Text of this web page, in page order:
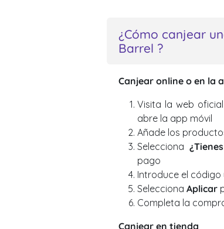
¿Cómo canjear
Barrel ?
Canjear online o en la
Visita la web
abre la app móvil
Añade los
Selecciona
pago
Introduce el código
Selecciona Aplicar
Completa la
Canjear en tienda